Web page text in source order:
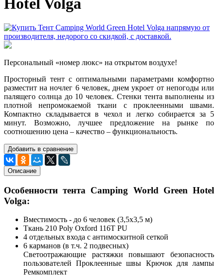
Hotel Volga
Персональный «номер люкс» на открытом воздухе!
Просторный тент с оптимальными параметрами комфортно
разместит на ночлег 6 человек, днем укроет от непогоды или
палящего солнца до 10 человек. Стенки тента выполнены из
плотной непромокаемой ткани с проклеенными швами.
Компактно складывается в чехол и легко собирается за 5
минут. Возможно, лучшее предложение на рынке по
соотношению цена – качество – функциональность.
Добавить в сравнение
Описание
Особенности тента Camping World Green Hotel
Volga:
Вместимость - до 6 человек (3,5х3,5 м)
Ткань 210 Poly Oxford 116T PU
4 отдельных входа с антимоскитной сеткой
6 карманов (в т.ч. 2 подвесных)
Светоотражающие растяжки повышают безопасность
пользователей Проклеенные швы Крючок для лампы
Ремкомплект